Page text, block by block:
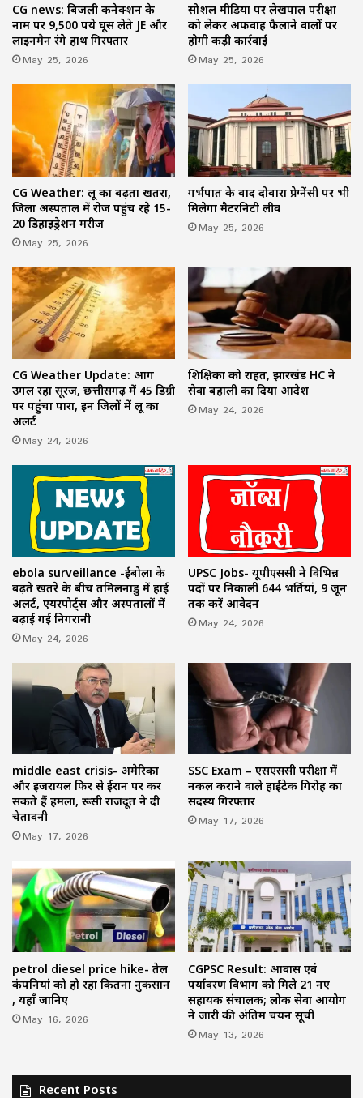
CG news: बिजली कनेक्शन के
नाम पर 9,500 रुपये घूस लेते JE और
लाइनमैन रंगे हाथ गिरफ्तार
May 25, 2026
सोशल मीडिया पर लेखपाल परीक्षा
को लेकर अफवाह फैलाने वालों पर
होगी कड़ी कार्रवाई
May 25, 2026
CG Weather: लू का बढ़ता खतरा,
जिला अस्पताल में रोज पहुंच रहे 15-
20 डिहाइड्रेशन मरीज
May 25, 2026
गर्भपात के बाद दोबारा प्रेग्नेंसी पर भी
मिलेगा मैटरनिटी लीव
May 25, 2026
CG Weather Update: आग
उगल रहा सूरज, छत्तीसगढ़ में 45 डिग्री
पर पहुंचा पारा, इन जिलों में लू का
अलर्ट
May 24, 2026
शिक्षिका को राहत, झारखंड HC ने
सेवा बहाली का दिया आदेश
May 24, 2026
ebola surveillance -ईबोला के
बढ़ते खतरे के बीच तमिलनाडु में हाई
अलर्ट, एयरपोर्ट्स और अस्पतालों में
बढ़ाई गई निगरानी
May 24, 2026
UPSC Jobs- यूपीएससी ने विभिन्न
पदों पर निकाली 644 भर्तियां, 9 जून
तक करें आवेदन
May 24, 2026
middle east crisis- अमेरिका
और इजरायल फिर से ईरान पर कर
सकते हैं हमला, रूसी राजदूत ने दी
चेतावनी
May 17, 2026
SSC Exam – एसएससी परीक्षा में
नकल कराने वाले हाईटेक गिरोह का
सदस्य गिरफ्तार
May 17, 2026
petrol diesel price hike- तेल
कंपनियां को हो रहा कितना नुकसान
, यहाँ जानिए
May 16, 2026
CGPSC Result: आवास एवं
पर्यावरण विभाग को मिले 21 नए
सहायक संचालक; लोक सेवा आयोग
ने जारी की अंतिम चयन सूची
May 13, 2026
Recent Posts